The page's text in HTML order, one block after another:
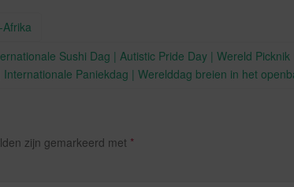
Sushi Dag | Autistic Pride Day | Wereld Picknik
Paniekdag | Werelddag breien in het
zijn gemarkeerd met *